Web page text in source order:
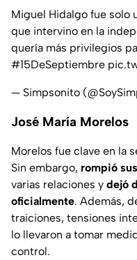
Miguel Hidalgo fue solo
que intervino en la
quería más privilegios
#15DeSeptiembre
— Simpsonito
José María Morelos
Morelos fue clave en la
Sin embargo, rompió
varias relaciones y dejó
oficialmente. Además,
traiciones, tensiones
lo llevaron a tomar
control.